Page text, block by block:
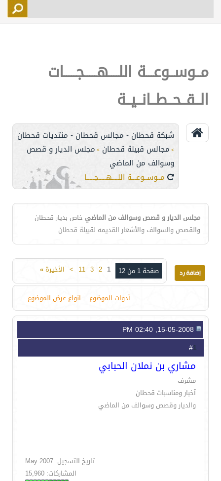
اتصل بنا
مــوســوعـــة اللــــهـــــجـــــات
الــقــحــطــانــيــة
شبكة قحطان - مجالس قحطان - منتديات قحطان
> مجالس قبيلة قحطان > مجلس الديار و قصص
وسوالف من الماضي
مــوســوعـــة اللــــهـــــجـــــات الــقــحــطــانــيــة
مجلس الديار و قصص وسوالف من الماضي خاص بديار قحطان
والقصص والسوالف والأشعار القديمه لقبيلة قحطان
صفحة 1 من 12 1
2
3
11
> الأخيرة»
أدوات الموضوع انواع عرض الموضوع
1
مشاري بن نملان الحبابي
مشرف
آخبار ومناسبات قحطان
والديار وقصص وسوالف من الماضي
تاريخ التسجيل: May 2007
المشاركات: 15,960